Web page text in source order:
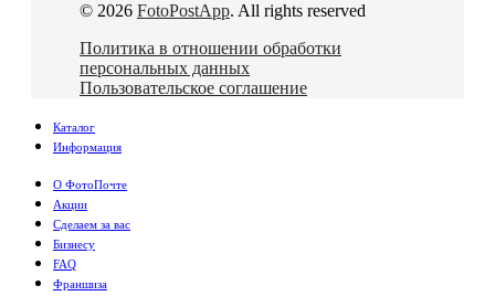
© 2026 FotoPostApp. All rights reserved
Политика в отношении обработки
персональных данных
Пользовательское соглашение
Каталог
Информация
О ФотоПочте
Акции
Сделаем за вас
Бизнесу
FAQ
Франшиза